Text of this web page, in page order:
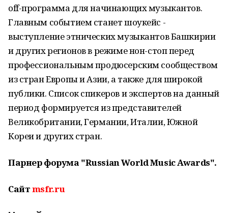
off-программа для начинающих музыкантов.
Главным событием станет шоукейс -
выступление этнических музыкантов Башкирии
и других регионов в режиме нон-стоп перед
профессиональным продюсерским сообществом
из стран Европы и Азии, а также для широкой
публики. Список спикеров и экспертов на данный
период формируется из представителей
Великобритании, Германии, Италии, Южной
Кореи и других стран.
Парнер форума "Russian World Music Awards".
Сайтmsfr.ru